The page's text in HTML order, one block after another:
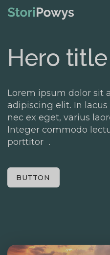
Hero title
Lorem ipsum dolor sit
adipiscing elit. In
nec ex eget, varius
Integer commodo
porttitor .
BUTTON